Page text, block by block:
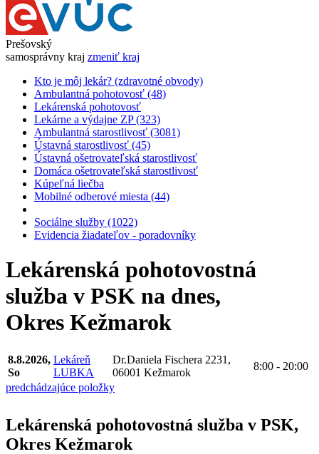
Prešovský
samosprávny kraj zmeniť kraj
Kto je môj lekár? (zdravotné obvody)
Ambulantná pohotovosť (48)
Lekárenská pohotovosť
Lekárne a výdajne ZP (323)
Ambulantná starostlivosť (3081)
Ústavná starostlivosť (45)
Ústavná ošetrovateľská starostlivosť
Domáca ošetrovateľská starostlivosť
Kúpeľná liečba
Mobilné odberové miesta (44)
Sociálne služby (1022)
Evidencia žiadateľov - poradovníky
Lekárenská pohotovostná
služba v PSK na dnes,
Okres Kežmarok
8.8.2026,
So
Lekáreň
LUBKA
Dr.Daniela Fischera 2231,
06001 Kežmarok
8:00 - 20:00
predchádzajúce položky
Lekárenská pohotovostná služba v PSK,
Okres Kežmarok